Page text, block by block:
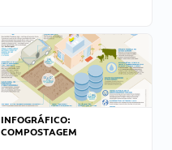
INFOGRÁFICO:
COMPOSTAGEM